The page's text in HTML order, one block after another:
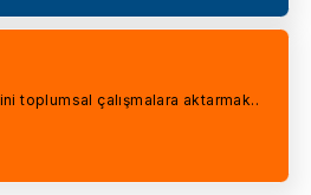
toplumsal çalışmalara aktarmak..